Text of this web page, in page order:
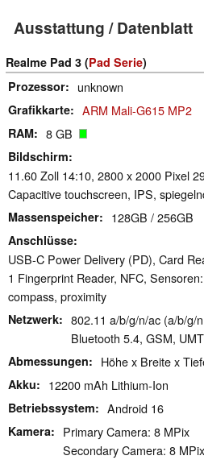
Ausstattung / Datenblatt
Realme Pad 3 (Pad Serie)
Prozessor
unknown
Grafikkarte ARM Mali-G615 MP2
RAM 8 GB
Bildschirm
11.60 Zoll 14:10, 2800 x 2000 Pixel
Capacitive touchscreen, IPS,
Massenspeicher 128GB / 256GB
Anschlüsse
USB-C Power Delivery (PD), Card
1 Fingerprint Reader, NFC,
compass, proximity
Netzwerk
802.11 a/b/g/n/ac (a/b/g/
Bluetooth 5.4, GSM,
Abmessungen Höhe x Breite x
Akku 12200 mAh Lithium-Ion
Betriebssystem Android 16
Kamera
Primary Camera: 8 MPix
Secondary Camera: 8 MPix